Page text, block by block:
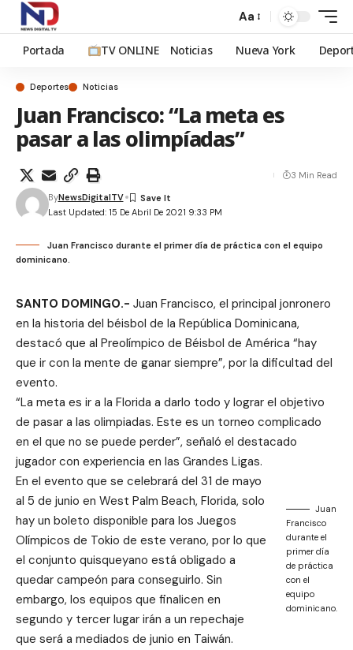
Aa
Portada TV ONLINE Noticias Nueva York
Deportes Noticias
Juan Francisco: “La meta es
pasar a las olimpíadas”
Last Updated: 15 De Abril De 2021 9:33 PM
ByNewsDigitalTV
3 Min Read
Juan Francisco durante el primer día de práctica con el equipo
dominicano.
SANTO DOMINGO.- Juan Francisco, el principal jonronero
en la historia del béisbol de la República Dominicana,
destacó que al Preolímpico de Béisbol de América “hay
que ir con la mente de ganar siempre”, por la dificultad del
evento.
“La meta es ir a la Florida a darlo todo y lograr el objetivo
de pasar a las olimpiadas. Este es un torneo complicado
en el que no se puede perder”, señaló el destacado
jugador con experiencia en las Grandes Ligas.
Juan
Francisco
durante el
primer día
de práctica
con el
equipo
dominicano.
En el evento que se celebrará del 31 de mayo
al 5 de junio en West Palm Beach, Florida, solo
hay un boleto disponible para los Juegos
Olímpicos de Tokio de este verano, por lo que
el conjunto quisqueyano está obligado a
quedar campeón para conseguirlo. Sin
embargo, los equipos que finalicen en
segundo y tercer lugar irán a un repechaje
que será a mediados de junio en Taiwán.